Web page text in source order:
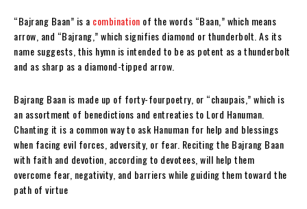
“Bajrang Baan” is a combination of the words “Baan,” which means
arrow, and “Bajrang,” which signifies diamond or thunderbolt. As its
name suggests, this hymn is intended to be as potent as a thunderbolt
and as sharp as a diamond-tipped arrow.
Bajrang Baan is made up of forty-fourpoetry, or “chaupais,” which is
an assortment of benedictions and entreaties to Lord Hanuman.
Chanting it is a common way to ask Hanuman for help and blessings
when facing evil forces, adversity, or fear. Reciting the Bajrang Baan
with faith and devotion, according to devotees, will help them
overcome fear, negativity, and barriers while guiding them toward the
path of virtue